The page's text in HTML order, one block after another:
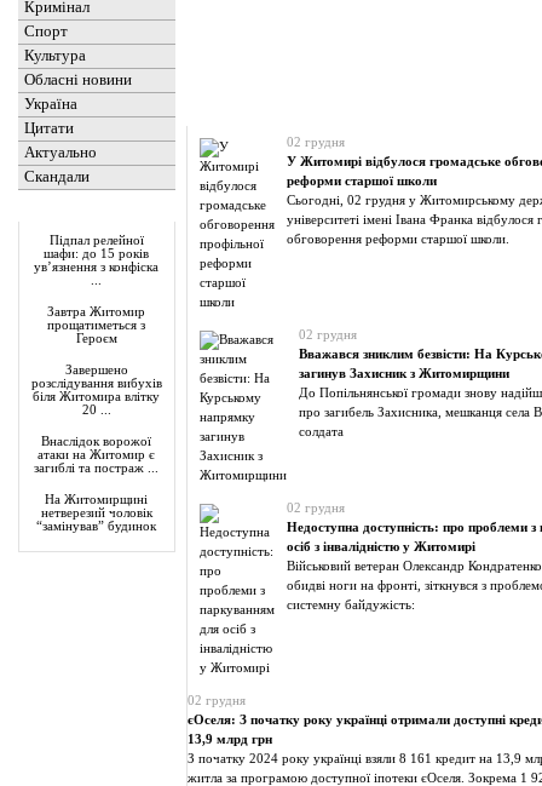
Кримінал
Спорт
Культура
Обласні новини
Україна
Цитати
Актуально
Скандали
Підпал релейної
шафи: до 15 років
ув’язнення з конфіска
Завтра Житомир
прощатиметься з
Героєм
Завершено
розслідування вибухів
біля Житомира влітку
20 ...
Внаслідок ворожої
атаки на Житомир є
загиблі та постраж ...
На Житомирщині
нетверезий чоловік
“замінував” будинок
02 грудня
У Житомирі відбулося громадське
реформи старшої школи
Сьогодні, 02 грудня у Житомирському
університеті імені Івана Франка відбулося
обговорення реформи старшої школи.
02 грудня
Вважався зниклим безвісти: На
загинув Захисник з Житомирщини
До Попільнянської громади знову
про загибель Захисника, мешканця села
солдата
02 грудня
Недоступна доступність: про проблеми
осіб з інвалідністю у Житомирі
Військовий ветеран Олександр
обидві ноги на фронті, зіткнувся з
системну байдужість:
02 грудня
єОселя: З початку року українці отримали доступні
13,9 млрд грн
З початку 2024 року українці взяли 8 161 кредит на 13,9
житла за програмою доступної іпотеки єОселя. Зокрема 1